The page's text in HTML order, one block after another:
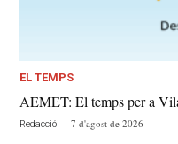
EL TEMPS
AEMET: El temps per a
Redacció - 7 d'agost de 2026